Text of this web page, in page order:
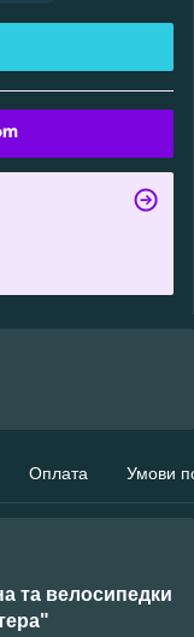
Оплата Умови
та велосипедки